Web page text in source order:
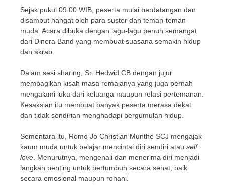
Sejak pukul 09.00 WIB, peserta mulai berdatangan dan
disambut hangat oleh para suster dan teman-teman
muda. Acara dibuka dengan lagu-lagu penuh semangat
dari Dinera Band yang membuat suasana semakin hidup
dan akrab.
Dalam sesi sharing, Sr. Hedwid CB dengan jujur
membagikan kisah masa remajanya yang juga pernah
mengalami luka dari keluarga maupun relasi pertemanan.
Kesaksian itu membuat banyak peserta merasa dekat
dan tidak sendirian menghadapi pergumulan hidup.
Sementara itu, Romo Jo Christian Munthe SCJ mengajak
kaum muda untuk belajar mencintai diri sendiri atau self
love. Menurutnya, mengenali dan menerima diri menjadi
langkah penting untuk bertumbuh secara sehat, baik
secara emosional maupun rohani.